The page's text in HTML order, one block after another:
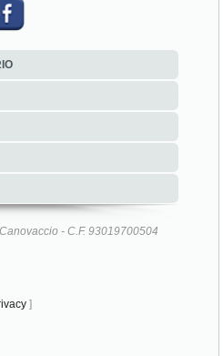
- C.F. 93019700504
]